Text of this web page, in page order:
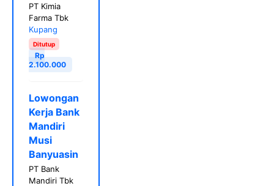
PT Kimia
Farma Tbk
Kupang
Ditutup
Rp
2.100.000
Lowongan
Kerja Bank
Mandiri
Musi
Banyuasin
PT Bank
Mandiri Tbk